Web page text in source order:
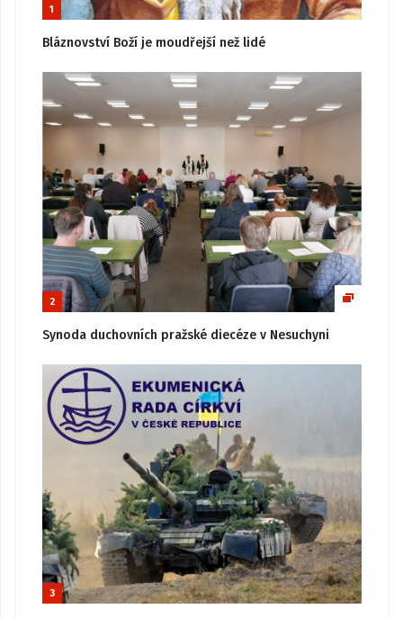
1
Bláznovství Boží je moudřejší než lidé
2
Synoda duchovních pražské diecéze v Nesuchyni
3